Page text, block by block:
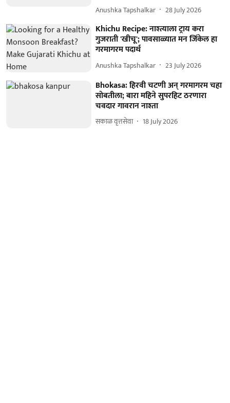
Anushka Tapshalkar 28 July 2026
Khichu Recipe: नाश्त्याला ट्राय करा
गुजराती 'खीचू'; पावसाळ्यात मन जिंकेल हा
गरमागरम पदार्थ
Anushka Tapshalkar 23 July 2026
Bhokasa: हिरवी चटणी अन् गरमागरम चहा
सोबतीला; बारा महिने सुपरहिट ठरणारा
चवदार गावरान नाश्ता
सकाळ वृत्तसेवा 18 July 2026